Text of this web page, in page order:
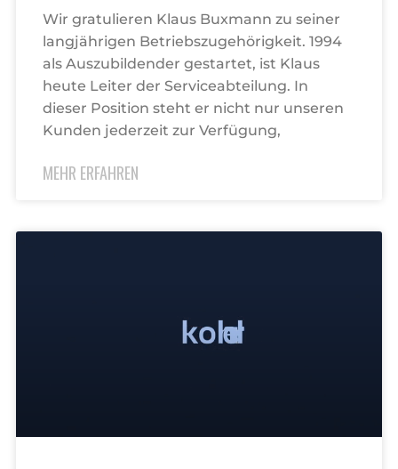
Wir gratulieren Klaus Buxmann zu seiner
langjährigen Betriebszugehörigkeit. 1994
als Auszubildender gestartet, ist Klaus
heute Leiter der Serviceabteilung. In
dieser Position steht er nicht nur unseren
Kunden jederzeit zur Verfügung,
MEHR ERFAHREN